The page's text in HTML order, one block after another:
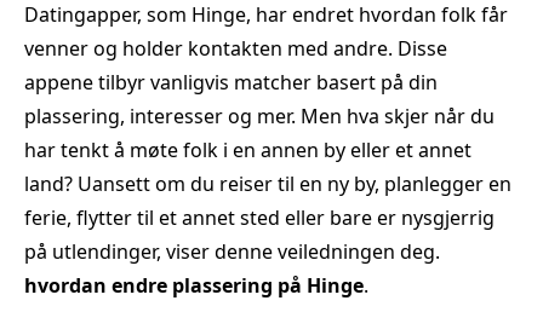
Datingapper, som Hinge, har endret hvordan folk får
venner og holder kontakten med andre. Disse
appene tilbyr vanligvis matcher basert på din
plassering, interesser og mer. Men hva skjer når du
har tenkt å møte folk i en annen by eller et annet
land? Uansett om du reiser til en ny by, planlegger en
ferie, flytter til et annet sted eller bare er nysgjerrig
på utlendinger, viser denne veiledningen deg.
hvordan endre plassering på Hinge.